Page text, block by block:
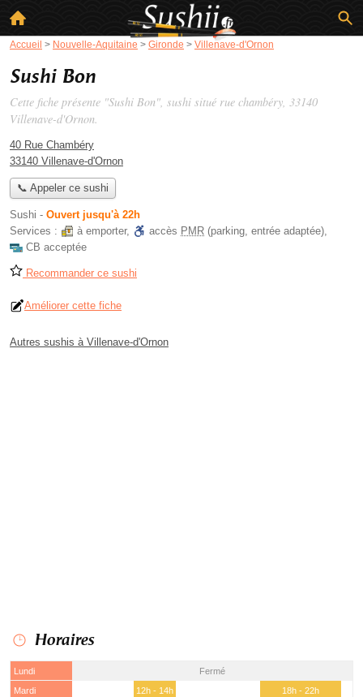
Accueil > Nouvelle-Aquitaine > Gironde > Villenave-d'Ornon
Sushi Bon
Cette fiche présente "Sushi Bon", sushi situé rue chambéry, 33140
Villenave-d'Ornon.
40 Rue Chambéry
33140 Villenave-d'Ornon
📞 Appeler ce sushi
Sushi - Ouvert jusqu'à 22h
Services :
à emporter, accès PMR (parking, entrée adaptée),
CB acceptée
Recommander ce sushi
Améliorer cette fiche
Autres sushis à Villenave-d'Ornon
Horaires
Lundi
Fermé
Mardi
12h - 14h
18h - 22h